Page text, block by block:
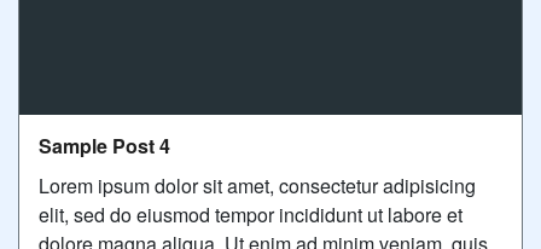
Sample Post 4
Lorem ipsum dolor sit amet, consectetur adipisicing
elit, sed do eiusmod tempor incididunt ut labore et